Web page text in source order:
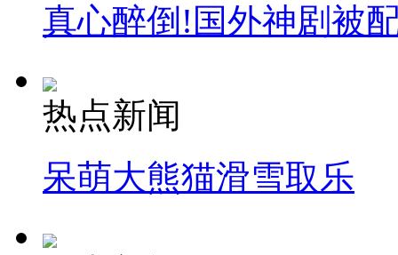
真心醉倒!国外神剧被
热点新闻
呆萌大熊猫滑雪取乐